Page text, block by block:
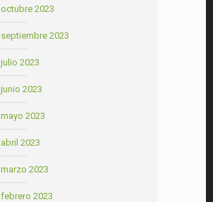
octubre 2023
septiembre 2023
julio 2023
junio 2023
mayo 2023
abril 2023
marzo 2023
febrero 2023